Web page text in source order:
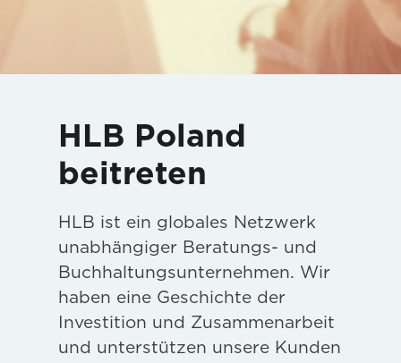
HLB Poland
beitreten
HLB ist ein globales Netzwerk
unabhängiger Beratungs- und
Buchhaltungsunternehmen. Wir
haben eine Geschichte der
Investition und Zusammenarbeit
und unterstützen unsere Kunden